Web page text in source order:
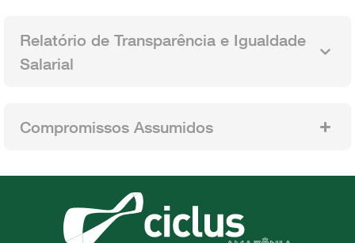
Relatório de Transparência e Igualdade
Salarial
Compromissos Assumidos